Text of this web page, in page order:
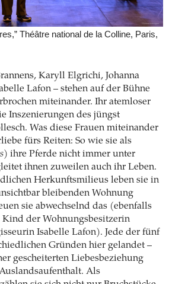
Théâtre national de la Colline, Paris,
Karyll Elgrichi, Johanna
Lafon – stehen auf der Bühne
miteinander. Ihr atemloser
Inszenierungen des jüngst
Was diese Frauen miteinander
fürs Reiten: So wie sie als
) ihre Pferde nicht immer unter
ihnen zuweilen auch ihr Leben.
Herkunftsmilieus leben sie in
bleibenden Wohnung
sie abwechselnd das (ebenfalls
Kind der Wohnungsbesitzerin
Isabelle Lafon). Jede der fünf
Gründen hier gelandet –
gescheiterten Liebesbeziehung
Als